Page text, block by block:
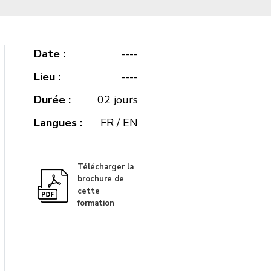
Date :
----
Lieu :
----
Durée :
02 jours
Langues :
FR / EN
Télécharger la
brochure de
cette
formation